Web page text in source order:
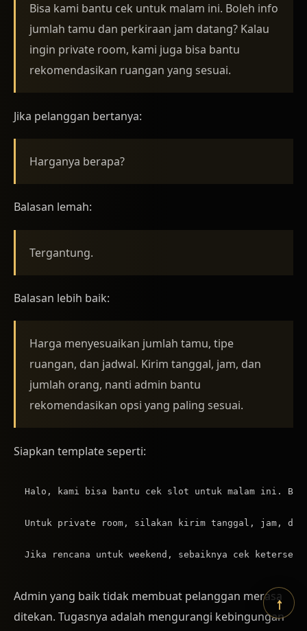
Bisa kami bantu cek untuk malam ini. Boleh info
jumlah tamu dan perkiraan jam datang? Kalau
ingin private room, kami juga bisa bantu
rekomendasikan ruangan yang sesuai.
Jika pelanggan bertanya:
Harganya berapa?
Balasan lemah:
Tergantung.
Balasan lebih baik:
Harga menyesuaikan jumlah tamu, tipe
ruangan, dan jadwal. Kirim tanggal, jam, dan
jumlah orang, nanti admin bantu
rekomendasikan opsi yang paling sesuai.
Siapkan template seperti:
Halo, kami bisa bantu cek slot untuk malam ini.
Untuk private room, silakan kirim tanggal, jam, dan
Admin yang baik tidak membuat pelanggan merasa
ditekan. Tugasnya adalah mengurangi kebingungan
↑